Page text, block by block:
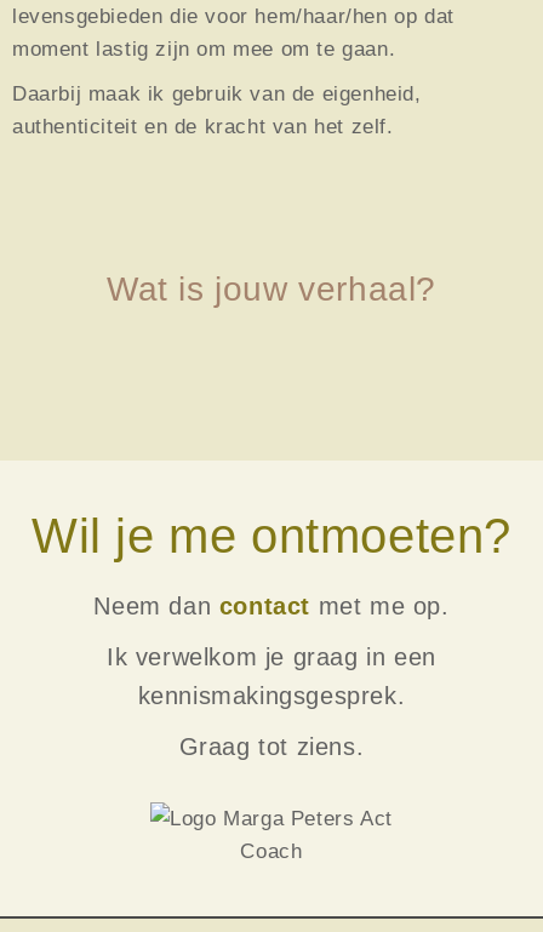
levensgebieden die voor hem/haar/hen op dat
moment lastig zijn om mee om te gaan.
Daarbij maak ik gebruik van de eigenheid,
authenticiteit en de kracht van het zelf.
Wat is jouw verhaal?
Wil je me ontmoeten?
Neem dan contact met me op.
Ik verwelkom je graag in een
kennismakingsgesprek.
Graag tot ziens.